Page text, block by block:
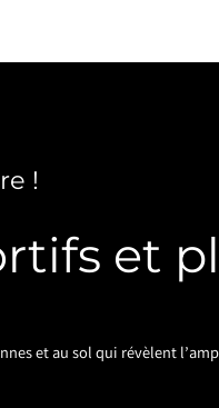
!
et
et au sol qui révèlent